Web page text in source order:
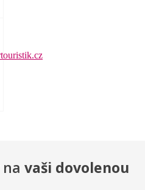
vaši dovolenou